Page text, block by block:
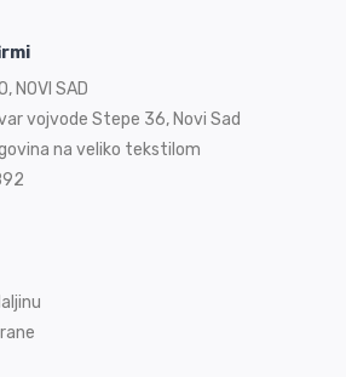
NOVI SAD
vojvode Stepe 36, Novi Sad
na veliko tekstilom